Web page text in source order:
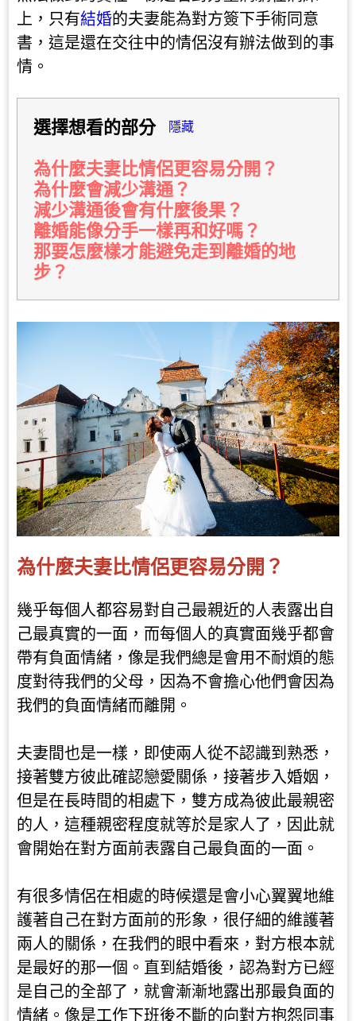
上，只有結婚的夫妻能為對方簽下手術同意
書，這是還在交往中的情侶沒有辦法做到的事
情。
選擇想看的部分 隱藏
為什麼夫妻比情侶更容易分開？
為什麼會減少溝通？
減少溝通後會有什麼後果？
離婚能像分手一樣再和好嗎？
那要怎麼樣才能避免走到離婚的地
步？
為什麼夫妻比情侶更容易分開？
幾乎每個人都容易對自己最親近的人表露出自
己最真實的一面，而每個人的真實面幾乎都會
帶有負面情緒，像是我們總是會用不耐煩的態
度對待我們的父母，因為不會擔心他們會因為
我們的負面情緒而離開。
夫妻間也是一樣，即使兩人從不認識到熟悉，
接著雙方彼此確認戀愛關係，接著步入婚姻，
但是在長時間的相處下，雙方成為彼此最親密
的人，這種親密程度就等於是家人了，因此就
會開始在對方面前表露自己最負面的一面。
有很多情侶在相處的時候還是會小心翼翼地維
護著自己在對方面前的形象，很仔細的維護著
兩人的關係，在我們的眼中看來，對方根本就
是最好的那一個。直到結婚後，認為對方已經
是自己的全部了，就會漸漸地露出那最負面的
情緒。像是工作下班後不斷的向對方抱怨同事